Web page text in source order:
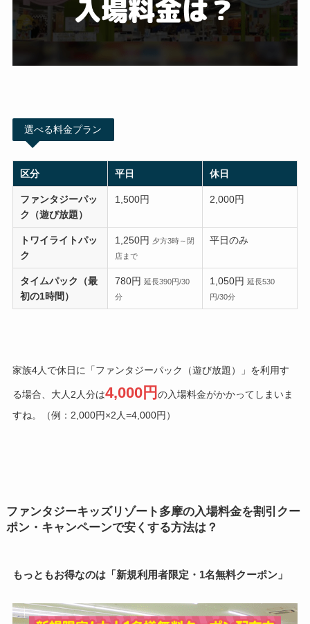
選べる料金プラン
区分 平日 休日
ファンタジーパッ
ク（遊び放題）
1,500円 2,000円
トワイライトパッ
ク
1,250円 夕方3時～閉
店まで
平日のみ
タイムパック（最
初の1時間）
780円延長390円/30
分
1,050円延長530
円/30分
家族4人で休日に「ファンタジーパック（遊び放題）」を利用す
る場合、大人2人分は4,000円 の入場料金がかかってしまいま
すね。（例：2,000円×2人=4,000円）
ファンタジーキッズリゾート多摩の入場料金を割引クー
ポン・キャンペーンで安くする方法は？
もっともお得なのは「新規利用者限定・1名無料クーポン」